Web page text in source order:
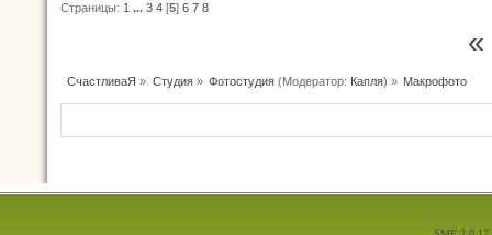
Страницы: 1 ... 3 4 [5] 6 7 8
СчастливаЯ » Студия» Фотостудия(Модератор: Капля) » Макрофото